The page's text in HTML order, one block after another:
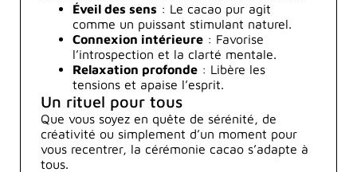
Éveil des sens : Le cacao pur agit
comme un puissant stimulant naturel.
Connexion intérieure : Favorise
l’introspection et la clarté mentale.
Relaxation profonde : Libère les
tensions et apaise l’esprit.
Un rituel pour tous
Que vous soyez en quête de sérénité, de
créativité ou simplement d’un moment pour
vous recentrer, la cérémonie cacao s’adapte à
tous.